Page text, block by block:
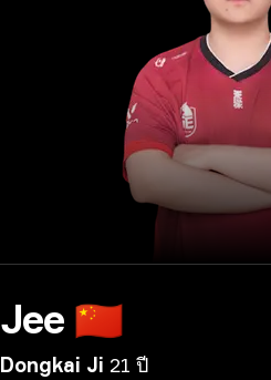
Jee 🇨🇳
Dongkai Ji 21 ปี